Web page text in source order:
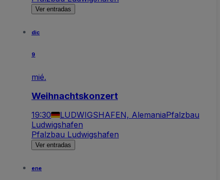
Ver entradas
dic
9
mié.
Weihnachtskonzert
19:30 LUDWIGSHAFEN, AlemaniaPfalzbau
Ludwigshafen
Pfalzbau Ludwigshafen
Ver entradas
ene